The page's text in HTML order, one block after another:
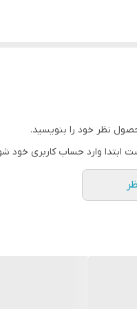
نظر خود را بنویسید.
ابتدا وارد حساب کاربری خود